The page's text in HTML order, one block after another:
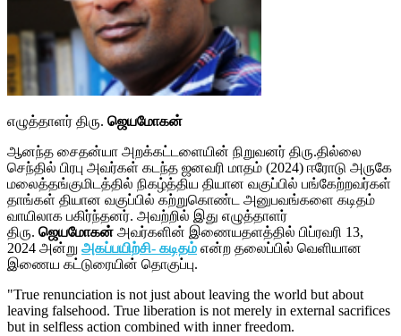
எழுத்தாளர் திரு. ஜெயமோகன்
ஆனந்த சைதன்யா அறக்கட்டளையின் நிறுவனர் திரு.தில்லை
செந்தில் பிரபு அவர்கள் கடந்த ஜனவரி மாதம் (2024) ஈரோடு அருகே
மலைத்தங்குமிடத்தில்‌ நிகழ்த்திய தியான வகுப்பில் பங்கேற்றவர்கள்
தாங்கள் தியான வகுப்பில் கற்றுகொண்ட அனுபவங்களை கடிதம்
வாயிலாக பகிர்ந்தனர். அவற்றில் இது எழுத்தாளர்
திரு. ஜெயமோகன் அவர்களின் இணையதளத்தில் பிப்ரவரி 13,
2024 அன்று அகப்பயிற்சி- கடிதம் என்ற தலைப்பில் வெளியான
இணைய கட்டுரையின் தொகுப்பு.
"True renunciation is not just about leaving the world but about
leaving falsehood. True liberation is not merely in external sacrifices
but in selfless action combined with inner freedom.